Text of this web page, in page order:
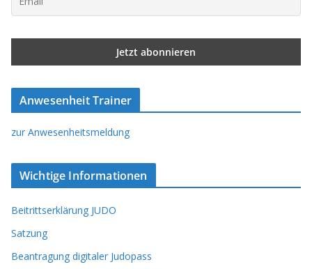
Anwesenheit Trainer
zur Anwesenheitsmeldung
Wichtige Informationen
Beitrittserklärung JUDO
Satzung
Beantragung digitaler Judopass